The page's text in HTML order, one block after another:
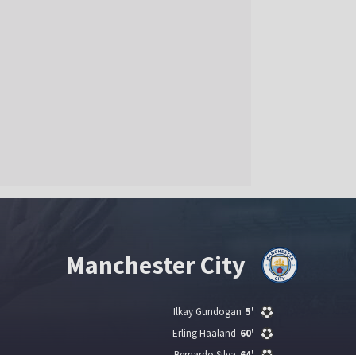
Manchester City
5'
Ilkay Gundogan
60'
Erling Haaland